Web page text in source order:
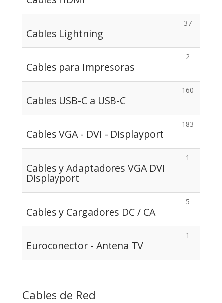
Cables Lightning
37
Cables para Impresoras
2
Cables USB-C a USB-C
160
Cables VGA - DVI - Displayport
183
Cables y Adaptadores VGA DVI
Displayport
1
Cables y Cargadores DC / CA
5
Euroconector - Antena TV
1
Cables de Red